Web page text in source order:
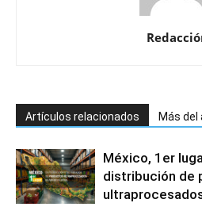
Artículos relacionados Más del
México, 1er
distribución de